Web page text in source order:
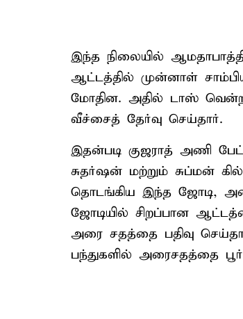
இந்த நிலையில்
ஆட்டத்தில் முன்னாள்
மோதின. அதில் டாஸ்
வீச்சைத் தேர்வு செய்தார்.
இதன்படி குஜராத் அணி
சுதர்ஷன் மற்றும் சுப்மன்
தொடங்கிய இந்த ஜோடி,
ஜோடியில் சிறப்பான
அரை சதத்தை பதிவு
பந்துகளில் அரைசதத்தை